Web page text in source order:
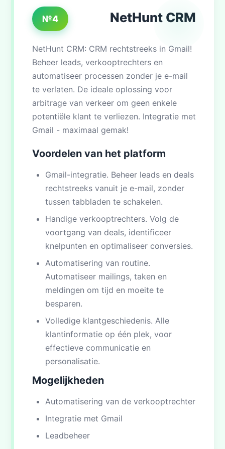
№4 NetHunt CRM
NetHunt CRM: CRM rechtstreeks in Gmail!
Beheer leads, verkooptrechters en
automatiseer processen zonder je e-mail
te verlaten. De ideale oplossing voor
arbitrage van verkeer om geen enkele
potentiële klant te verliezen. Integratie met
Gmail - maximaal gemak!
Voordelen van het platform
Gmail-integratie. Beheer leads en deals
rechtstreeks vanuit je e-mail, zonder
tussen tabbladen te schakelen.
Handige verkooptrechters. Volg de
voortgang van deals, identificeer
knelpunten en optimaliseer conversies.
Automatisering van routine.
Automatiseer mailings, taken en
meldingen om tijd en moeite te
besparen.
Volledige klantgeschiedenis. Alle
klantinformatie op één plek, voor
effectieve communicatie en
personalisatie.
Mogelijkheden
Automatisering van de verkooptrechter
Integratie met Gmail
Leadbeheer